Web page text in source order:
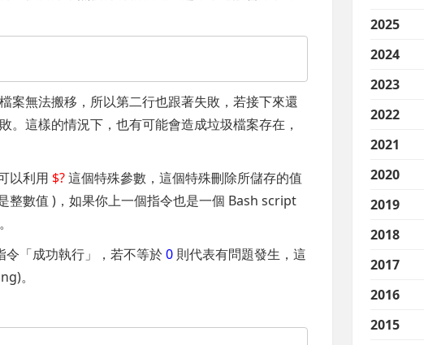
案無法搬移，所以第二行也跟著失敗，若接下來還
。這樣的情況下，也有可能會造成垃圾檔案存在，
以利用 $?這個特殊參數，這個特殊刪除所儲存的值
整數值 )，如果你上一個指令也是一個 Bash script
令「成功執行」，若不等於0 則代表有問題發生，這
。
2025
2024
2023
2022
2021
2020
2019
2018
2017
2016
2015